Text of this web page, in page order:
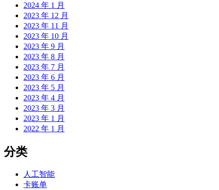
2024 年 1 月
2023 年 12 月
2023 年 11 月
2023 年 10 月
2023 年 9 月
2023 年 8 月
2023 年 7 月
2023 年 6 月
2023 年 5 月
2023 年 4 月
2023 年 3 月
2023 年 1 月
2022 年 1 月
分类
人工智能
卡账单